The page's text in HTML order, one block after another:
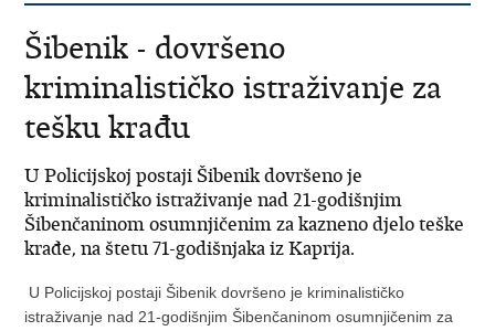
Šibenik - dovršeno
kriminalističko istraživanje za
tešku krađu
U Policijskoj postaji Šibenik dovršeno je
kriminalističko istraživanje nad 21-godišnjim
Šibenčaninom osumnjičenim za kazneno djelo teške
krađe, na štetu 71-godišnjaka iz Kaprija.
U Policijskoj postaji Šibenik dovršeno je kriminalističko
istraživanje nad 21-godišnjim Šibenčaninom osumnjičenim za